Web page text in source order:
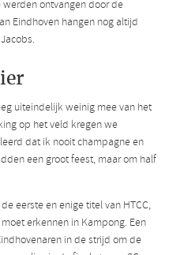
werden ontvangen door de
Eindhoven hangen nog altijd
uiteindelijk weinig mee van het
op het veld kregen we
dat ik nooit champagne en
een groot feest, maar om half
eerste en enige titel van HTCC,
erkennen in Kampong. Een
in de strijd om de